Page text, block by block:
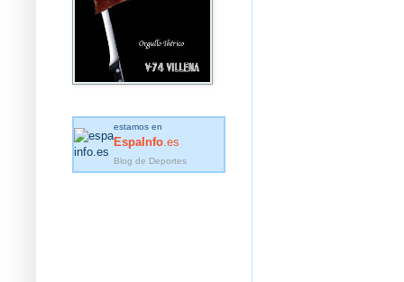
estamos en
EspaInfo .es
Blog de Deportes